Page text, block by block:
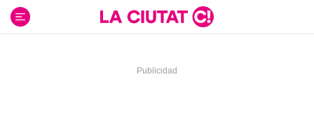
contenido